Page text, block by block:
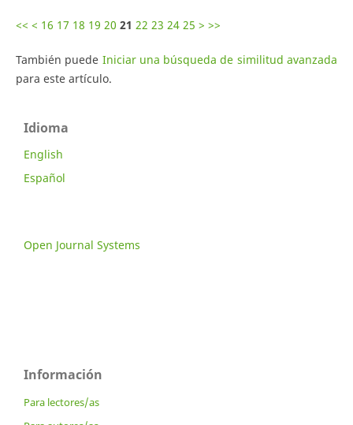
<< < 16 17 18 19 20 21 22 23 24 25 > >>
También puede Iniciar una búsqueda de similitud avanzada
para este artículo.
Idioma
English
Español
Open Journal Systems
Información
Para lectores/as